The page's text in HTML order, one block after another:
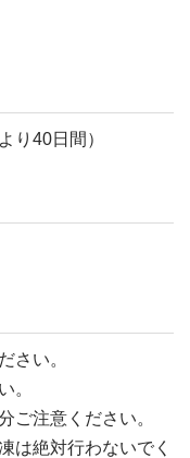
り40日間）
さい。
。
ご注意ください。
は絶対行わないでく